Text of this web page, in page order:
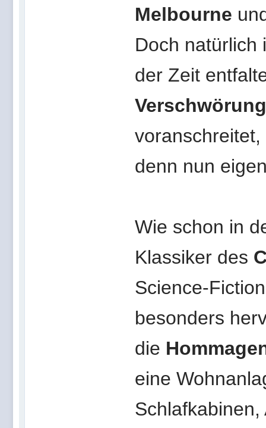
Melbourne
Doch natürlich
der Zeit
Verschwörung
denn nun
Wie schon in
Klassiker des
Science-
besonders
die
eine